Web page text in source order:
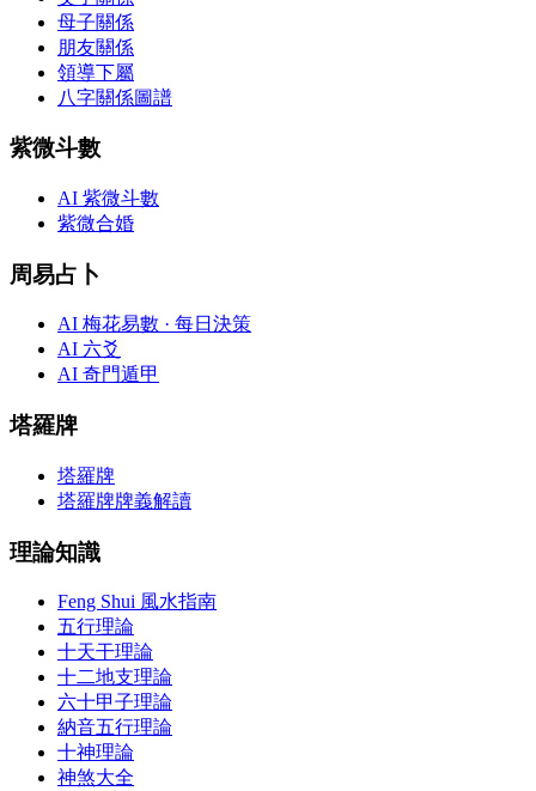
母子關係
朋友關係
領導下屬
八字關係圖譜
紫微斗數
AI 紫微斗數
紫微合婚
周易占卜
AI 梅花易數 · 每日決策
AI 六爻
AI 奇門遁甲
塔羅牌
塔羅牌
塔羅牌牌義解讀
理論知識
Feng Shui 風水指南
五行理論
十天干理論
十二地支理論
六十甲子理論
納音五行理論
十神理論
神煞大全